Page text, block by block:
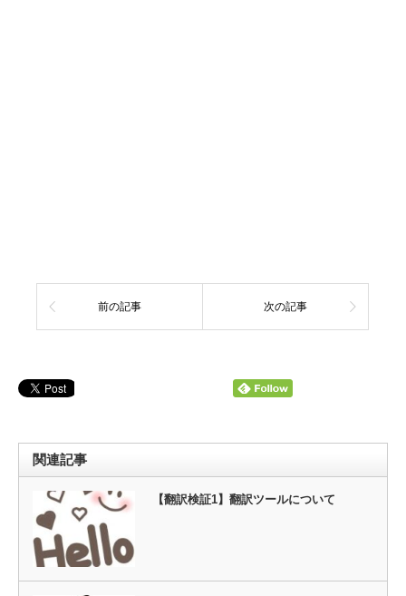
前の記事 次の記事
関連記事
【翻訳検証1】翻訳ツールについて